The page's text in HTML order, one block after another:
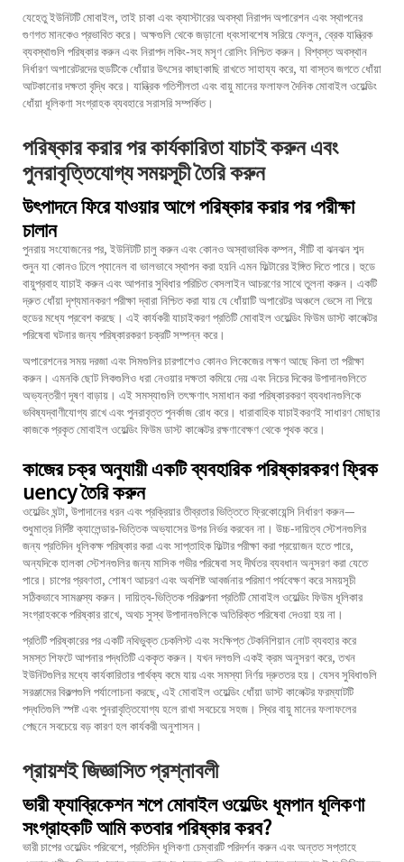
যেহেতু ইউনিটটি মোবাইল, তাই চাকা এবং ক্যাস্টারের অবস্থা নিরাপদ অপারেশন এবং স্থাপনের
গুণগত মানকেও প্রভাবিত করে। অক্ষগুলি থেকে জড়ানো ধ্বংসাবশেষ সরিয়ে ফেলুন, ব্রেক যান্ত্রিক
ব্যবস্থাগুলি পরিষ্কার করুন এবং নিরাপদ লকিং-সহ মসৃণ রোলিং নিশ্চিত করুন। বিশ্বস্ত অবস্থান
নির্ধারণ অপারেটরদের হুডটিকে ধোঁয়ার উৎসের কাছাকাছি রাখতে সাহায্য করে, যা বাস্তব জগতে ধোঁয়া
আটকানোর দক্ষতা বৃদ্ধি করে। যান্ত্রিক গতিশীলতা এবং বায়ু মানের ফলাফল দৈনিক মোবাইল ওয়েল্ডিং
ধোঁয়া ধূলিকণা সংগ্রাহক ব্যবহারে সরাসরি সম্পর্কিত।
পরিষ্কার করার পর কার্যকারিতা যাচাই করুন এবং
পুনরাবৃত্তিযোগ্য সময়সূচী তৈরি করুন
উৎপাদনে ফিরে যাওয়ার আগে পরিষ্কার করার পর পরীক্ষা
চালান
পুনরায় সংযোজনের পর, ইউনিটটি চালু করুন এবং কোনও অস্বাভাবিক কম্পন, সীটি বা ঝনঝন শব্দ
শুনুন যা কোনও ঢিলে প্যানেল বা ভালভাবে স্থাপন করা হয়নি এমন ফিল্টারের ইঙ্গিত দিতে পারে। হুডে
বায়ুপ্রবাহ যাচাই করুন এবং আপনার সুবিধার পরিচিত বেসলাইন আচরণের সাথে তুলনা করুন। একটি
দ্রুত ধোঁয়া দৃশ্যমানকরণ পরীক্ষা দ্বারা নিশ্চিত করা যায় যে ধোঁয়াটি অপারেটর অঞ্চলে ভেসে না গিয়ে
হুডের মধ্যে প্রবেশ করছে। এই কার্যকরী যাচাইকরণ প্রতিটি মোবাইল ওয়েল্ডিং ফিউম ডাস্ট কালেক্টর
পরিষেবা ঘটনার জন্য পরিষ্কারকরণ চক্রটি সম্পন্ন করে।
অপারেশনের সময় দরজা এবং সিমগুলির চারপাশেও কোনও লিকেজের লক্ষণ আছে কিনা তা পরীক্ষা
করুন। এমনকি ছোট লিকগুলিও ধরা নেওয়ার দক্ষতা কমিয়ে দেয় এবং নিচের দিকের উপাদানগুলিতে
অভ্যন্তরীণ দূষণ বাড়ায়। এই সমস্যাগুলি তৎক্ষণাৎ সমাধান করা পরিষ্কারকরণ ব্যবধানগুলিকে
ভবিষ্যদ্বাণীযোগ্য রাখে এবং পুনরাবৃত্ত পুনর্কাজ রোধ করে। ধারাবাহিক যাচাইকরণই সাধারণ মোছার
কাজকে প্রকৃত মোবাইল ওয়েল্ডিং ফিউম ডাস্ট কালেক্টর রক্ষণাবেক্ষণ থেকে পৃথক করে।
কাজের চক্র অনুযায়ী একটি ব্যবহারিক পরিষ্কারকরণ ফ্রিক
uency তৈরি করুন
ওয়েল্ডিং ঘন্টা, উপাদানের ধরন এবং প্রক্রিয়ার তীব্রতার ভিত্তিতে ফ্রিকোয়েন্সি নির্ধারণ করুন—
শুধুমাত্র নির্দিষ্ট ক্যালেন্ডার-ভিত্তিক অভ্যাসের উপর নির্ভর করবেন না। উচ্চ-দায়িত্ব স্টেশনগুলির
জন্য প্রতিদিন ধূলিকক্ষ পরিষ্কার করা এবং সাপ্তাহিক ফিল্টার পরীক্ষা করা প্রয়োজন হতে পারে,
অন্যদিকে হালকা স্টেশনগুলির জন্য মাসিক গভীর পরিষেবা সহ দীর্ঘতর ব্যবধান অনুসরণ করা যেতে
পারে। চাপের প্রবণতা, শোষণ আচরণ এবং অবশিষ্ট আবর্জনার পরিমাণ পর্যবেক্ষণ করে সময়সূচী
সঠিকভাবে সামঞ্জস্য করুন। দায়িত্ব-ভিত্তিক পরিকল্পনা প্রতিটি মোবাইল ওয়েল্ডিং ফিউম ধূলিকার
সংগ্রাহককে পরিষ্কার রাখে, অথচ সুস্থ উপাদানগুলিকে অতিরিক্ত পরিষেবা দেওয়া হয় না।
প্রতিটি পরিষ্কারের পর একটি নথিভুক্ত চেকলিস্ট এবং সংক্ষিপ্ত টেকনিশিয়ান নোট ব্যবহার করে
সমস্ত শিফটে আপনার পদ্ধতিটি এককৃত করুন। যখন দলগুলি একই ক্রম অনুসরণ করে, তখন
ইউনিটগুলির মধ্যে কার্যকারিতার পার্থক্য কমে যায় এবং সমস্যা নির্ণয় দ্রুততর হয়। যেসব সুবিধাগুলি
সরঞ্জামের বিকল্পগুলি পর্যালোচনা করছে, এইমোবাইল ওয়েল্ডিং ধোঁয়া ডাস্ট কালেক্টরফরম্যাটটি
পদ্ধতিগুলি স্পষ্ট এবং পুনরাবৃত্তিযোগ্য হলে রাখা সবচেয়ে সহজ। স্থির বায়ু মানের ফলাফলের
পেছনে সবচেয়ে বড় কারণ হল কার্যকরী অনুশাসন।
প্রায়শই জিজ্ঞাসিত প্রশ্নাবলী
ভারী ফ্যাব্রিকেশন শপে মোবাইল ওয়েল্ডিং ধূমপান ধূলিকণা
সংগ্রাহকটি আমি কতবার পরিষ্কার করব?
ভারী চাপের ওয়েল্ডিং পরিবেশে, প্রতিদিন ধূলিকণা চেম্বারটি পরিদর্শন করুন এবং অন্তত সপ্তাহে